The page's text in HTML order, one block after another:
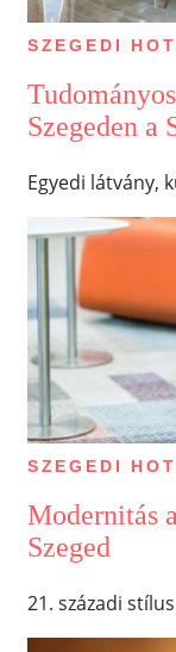
SZEGEDI
Szegeden a
Egyedi látvány,
SZEGEDI
Modernitás
Szeged
21. századi